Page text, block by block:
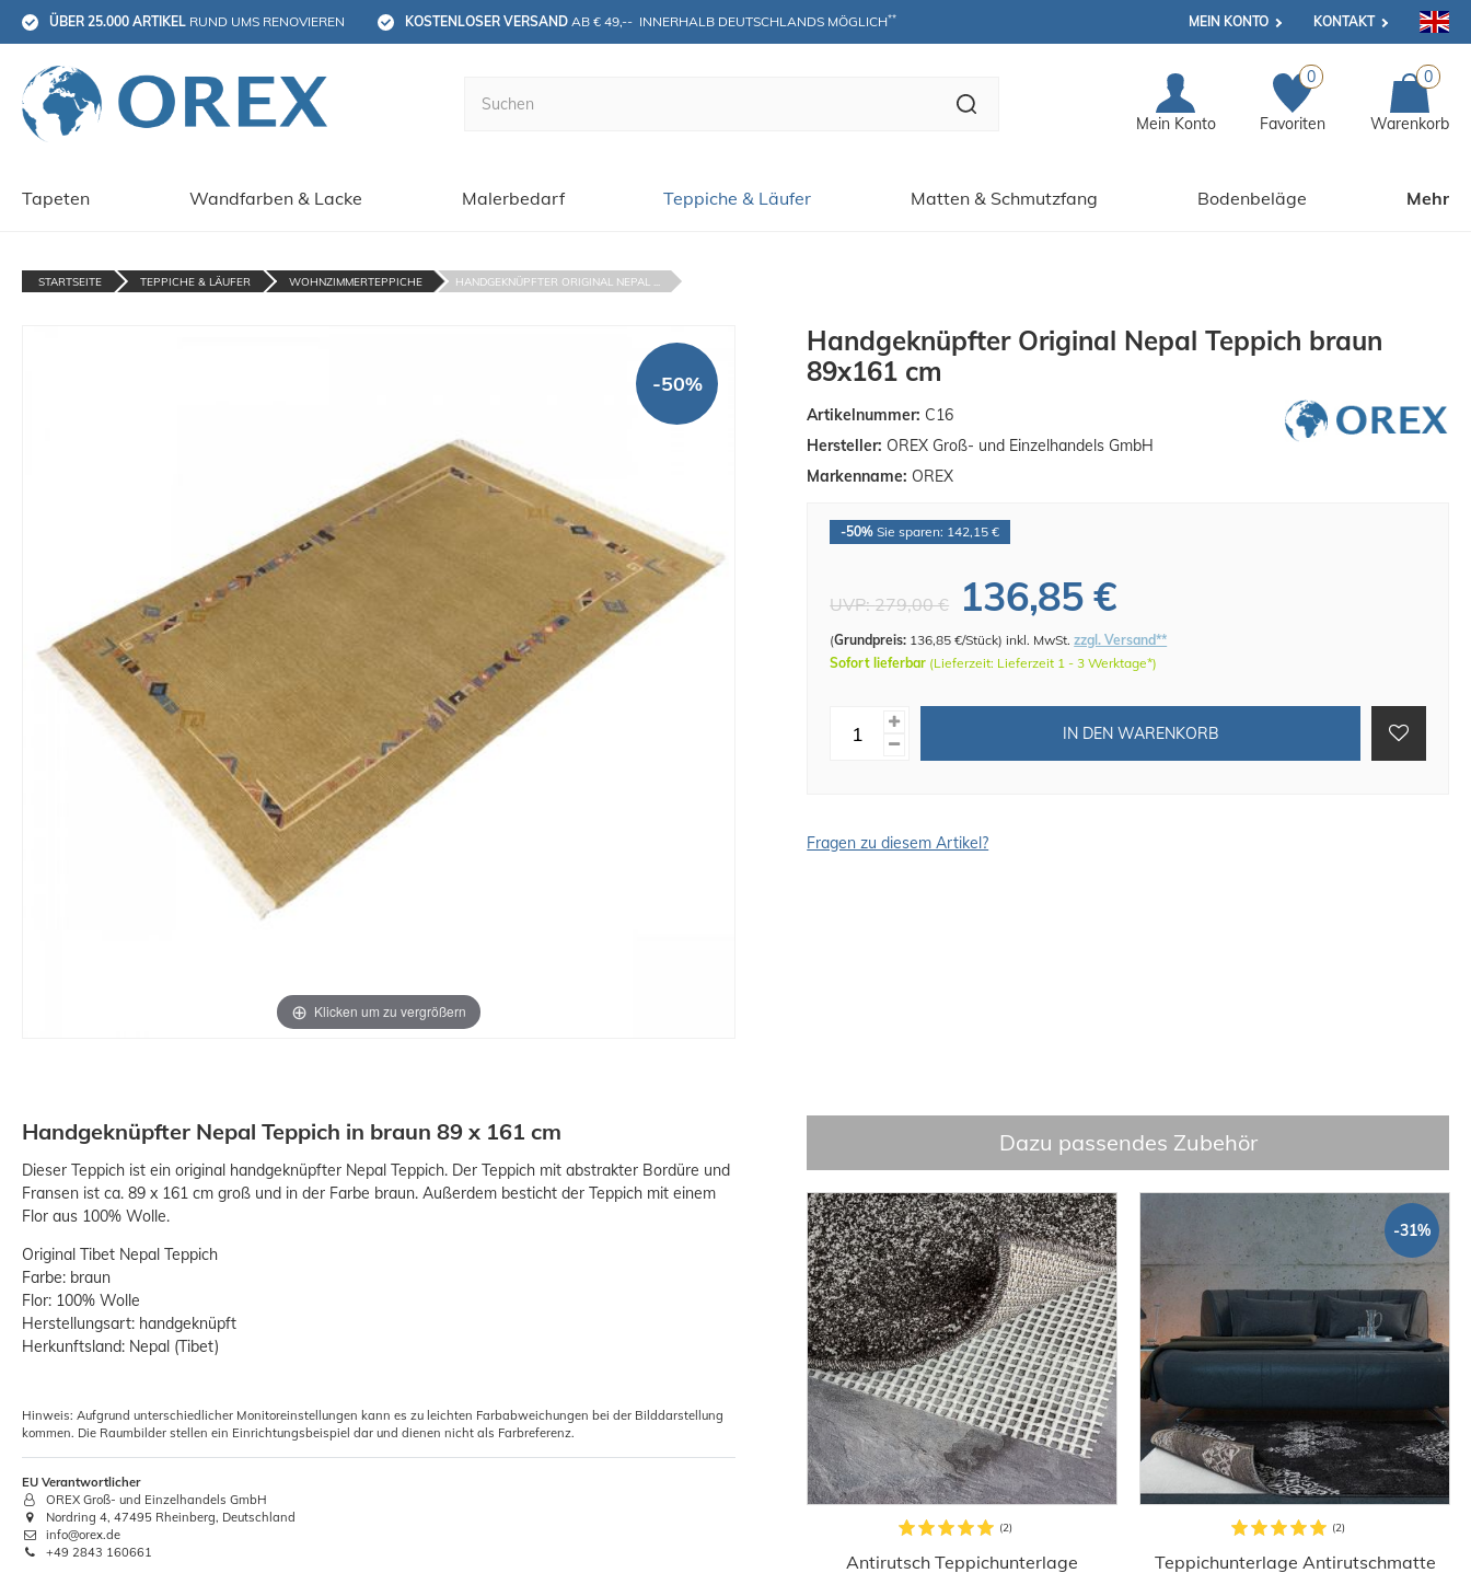
ÜBER 25.000 ARTIKEL RUND UMS RENOVIEREN KOSTENLOSER VERSAND AB € 49,--  INNERHALB DEUTSCHLANDS MÖGLICH** MEIN KONTO KONTAKT
Mein Konto
0
Favoriten
0
Warenkorb
Tapeten Wandfarben & Lacke Malerbedarf Teppiche & Läufer Matten & Schmutzfang Bodenbeläge Mehr
STARTSEITE TEPPICHE & LÄUFER WOHNZIMMERTEPPICHE HANDGEKNÜPFTER ORIGINAL NEPAL ...
Klicken um zu vergrößern
-50%
Handgeknüpfter Original Nepal Teppich braun
89x161 cm
Artikelnummer: C16
Hersteller: OREX Groß- und Einzelhandels GmbH
Markenname: OREX
-50% Sie sparen: 142,15 €
UVP:279,00 € 136,85 €
(Grundpreis: 136,85 €/Stück)inkl. MwSt.zzgl. Versand**
Sofort lieferbar (Lieferzeit: Lieferzeit 1 - 3 Werktage*)
IN DEN WARENKORB
Fragen zu diesem Artikel?
Handgeknüpfter Nepal Teppich in braun 89 x 161 cm
Dieser Teppich ist ein original handgeknüpfter Nepal Teppich. Der Teppich mit abstrakter Bordüre und
Fransen ist ca. 89 x 161 cm groß und in der Farbe braun. Außerdem besticht der Teppich mit einem
Flor aus 100% Wolle.
Original Tibet Nepal Teppich
Farbe: braun
Flor: 100% Wolle
Herstellungsart: handgeknüpft
Herkunftsland: Nepal (Tibet)
Hinweis: Aufgrund unterschiedlicher Monitoreinstellungen kann es zu leichten Farbabweichungen bei der Bilddarstellung
kommen. Die Raumbilder stellen ein Einrichtungsbeispiel dar und dienen nicht als Farbreferenz.
EU Verantwortlicher
OREX Groß- und Einzelhandels GmbH
Nordring 4, 47495 Rheinberg, Deutschland
info@orex.de
+49 2843 160661
Dazu passendes Zubehör
Antirutsch Teppichunterlage
-31%
Teppichunterlage Antirutschmatte